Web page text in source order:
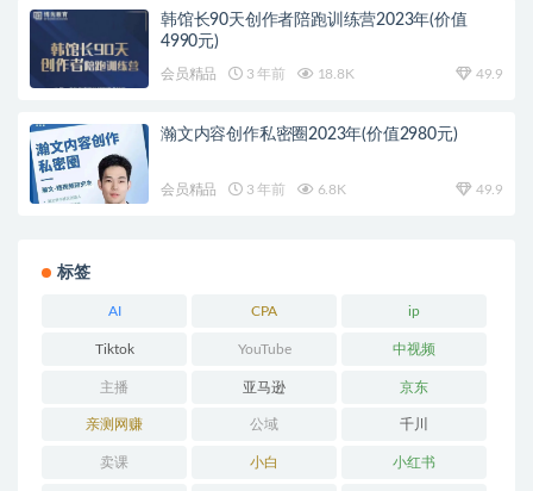
韩馆长90天创作者陪跑训练营2023年(价值
4990元)
会员精品 3 年前 18.8K 49.9
瀚文内容创作私密圈2023年(价值2980元)
会员精品 3 年前 6.8K 49.9
标签
AI CPA ip
Tiktok YouTube 中视频
主播 亚马逊 京东
亲测网赚 公域 千川
卖课 小白 小红书